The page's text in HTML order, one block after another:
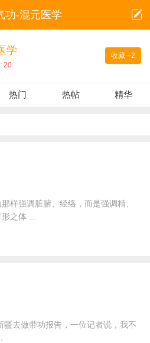
功-混元医学
收藏 +2
学
20
热门 热帖 精华
样强调脏腑、经络，而是强调精、
之体 ...
去做带功报告，一位记者说，我不